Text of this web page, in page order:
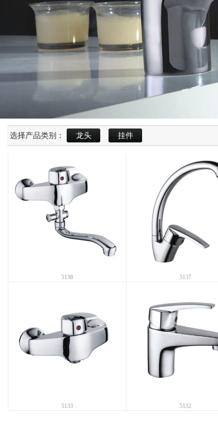
选择产品类别： 龙头 挂件
5138 5137
5133 5132